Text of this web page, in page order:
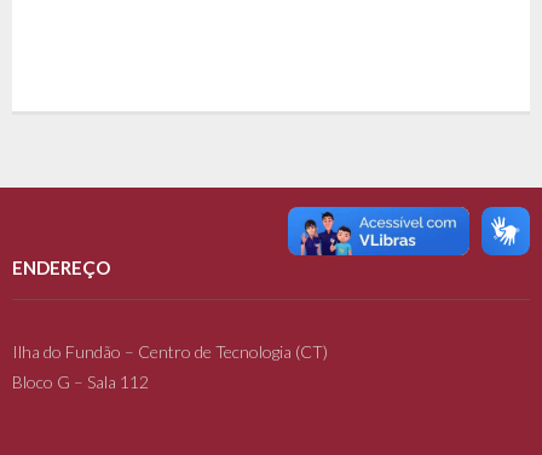
ENDEREÇO
Ilha do Fundão – Centro de Tecnologia (CT)
Bloco G – Sala 112